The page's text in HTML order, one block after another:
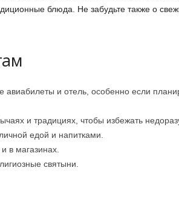
блюда. Не забудьте также о
авиабилеты и отель, особенно если
и традициях, чтобы избежать
едой и напитками.
в магазинах.
святыни.